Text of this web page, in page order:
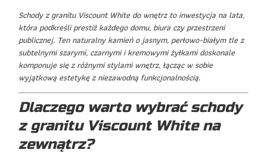
Schody z granitu Viscount White do wnętrz to inwestycja na lata,
która podkreśli prestiż każdego domu, biura czy przestrzeni
publicznej. Ten naturalny kamień o jasnym, perłowo-białym tle z
subtelnymi szarymi, czarnymi i kremowymi żyłkami doskonale
komponuje się z różnymi stylami wnętrz, łącząc w sobie
wyjątkową estetykę z niezawodną funkcjonalnością.
Dlaczego warto wybrać schody
z granitu Viscount White na
zewnątrz?